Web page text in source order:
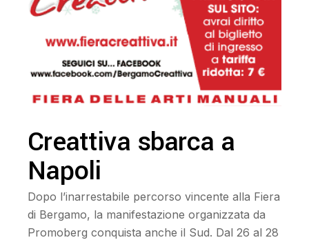
Creattiva sbarca a
Napoli
Dopo l’inarrestabile percorso vincente alla Fiera
di Bergamo, la manifestazione organizzata da
Promoberg conquista anche il Sud. Dal 26 al 28